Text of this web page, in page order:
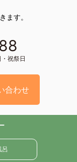
ます。
祝祭日
合わせ
呂